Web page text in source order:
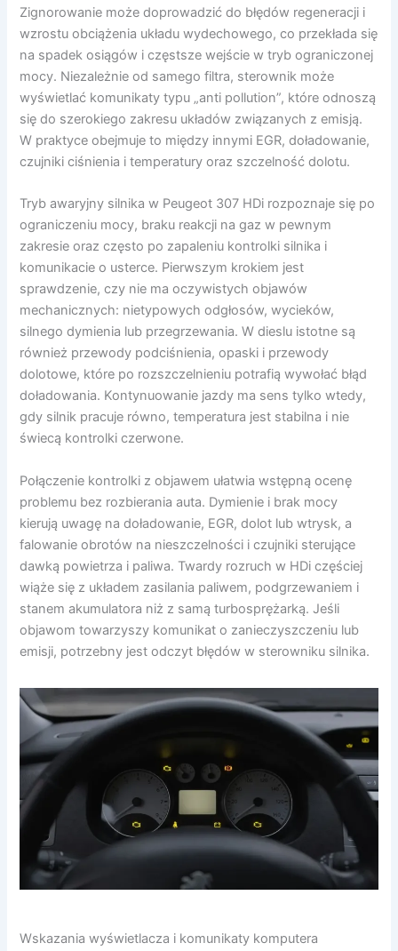
Zignorowanie może doprowadzić do błędów regeneracji i
wzrostu obciążenia układu wydechowego, co przekłada się
na spadek osiągów i częstsze wejście w tryb ograniczonej
mocy. Niezależnie od samego filtra, sterownik może
wyświetlać komunikaty typu „anti pollution”, które odnoszą
się do szerokiego zakresu układów związanych z emisją.
W praktyce obejmuje to między innymi EGR, doładowanie,
czujniki ciśnienia i temperatury oraz szczelność dolotu.
Tryb awaryjny silnika w Peugeot 307 HDi rozpoznaje się po
ograniczeniu mocy, braku reakcji na gaz w pewnym
zakresie oraz często po zapaleniu kontrolki silnika i
komunikacie o usterce. Pierwszym krokiem jest
sprawdzenie, czy nie ma oczywistych objawów
mechanicznych: nietypowych odgłosów, wycieków,
silnego dymienia lub przegrzewania. W dieslu istotne są
również przewody podciśnienia, opaski i przewody
dolotowe, które po rozszczelnieniu potrafią wywołać błąd
doładowania. Kontynuowanie jazdy ma sens tylko wtedy,
gdy silnik pracuje równo, temperatura jest stabilna i nie
świecą kontrolki czerwone.
Połączenie kontrolki z objawem ułatwia wstępną ocenę
problemu bez rozbierania auta. Dymienie i brak mocy
kierują uwagę na doładowanie, EGR, dolot lub wtrysk, a
falowanie obrotów na nieszczelności i czujniki sterujące
dawką powietrza i paliwa. Twardy rozruch w HDi częściej
wiąże się z układem zasilania paliwem, podgrzewaniem i
stanem akumulatora niż z samą turbosprężarką. Jeśli
objawom towarzyszy komunikat o zanieczyszczeniu lub
emisji, potrzebny jest odczyt błędów w sterowniku silnika.
Wskazania wyświetlacza i komunikaty komputera